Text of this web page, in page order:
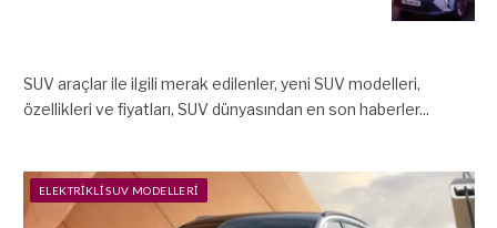
SUV araçlar ile ilgili merak edilenler, yeni SUV modelleri,
özellikleri ve fiyatları, SUV dünyasından en son haberler...
ELEKTRIKLI SUV MODELLERI